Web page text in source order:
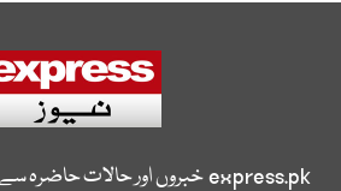
express.pkخبروں اور حالات حاضرہ